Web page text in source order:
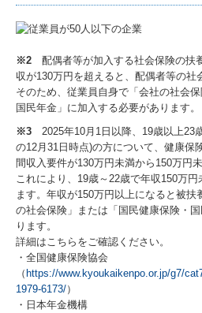
※2 配偶者等が加入する社会保険の扶
収が130万円を超えると、配偶者等の社
そのため、従業員自身で「会社の社会
国民年金」に加入する必要があります。
※3 2025年10月1日以降、19歳以上23
の12月31日時点)の方について、健康保
間収入要件が130万円未満から150万円
これにより、19歳～22歳で年収150万
ます。年収が150万円以上になると被扶
の社会保険」または「国民健康保険・
ります。
詳細はこちらをご確認ください。
・全国健康保険協会
（ https://www.kyoukaikenpo.or.jp/g7/
1979-6173/）
・日本年金機構